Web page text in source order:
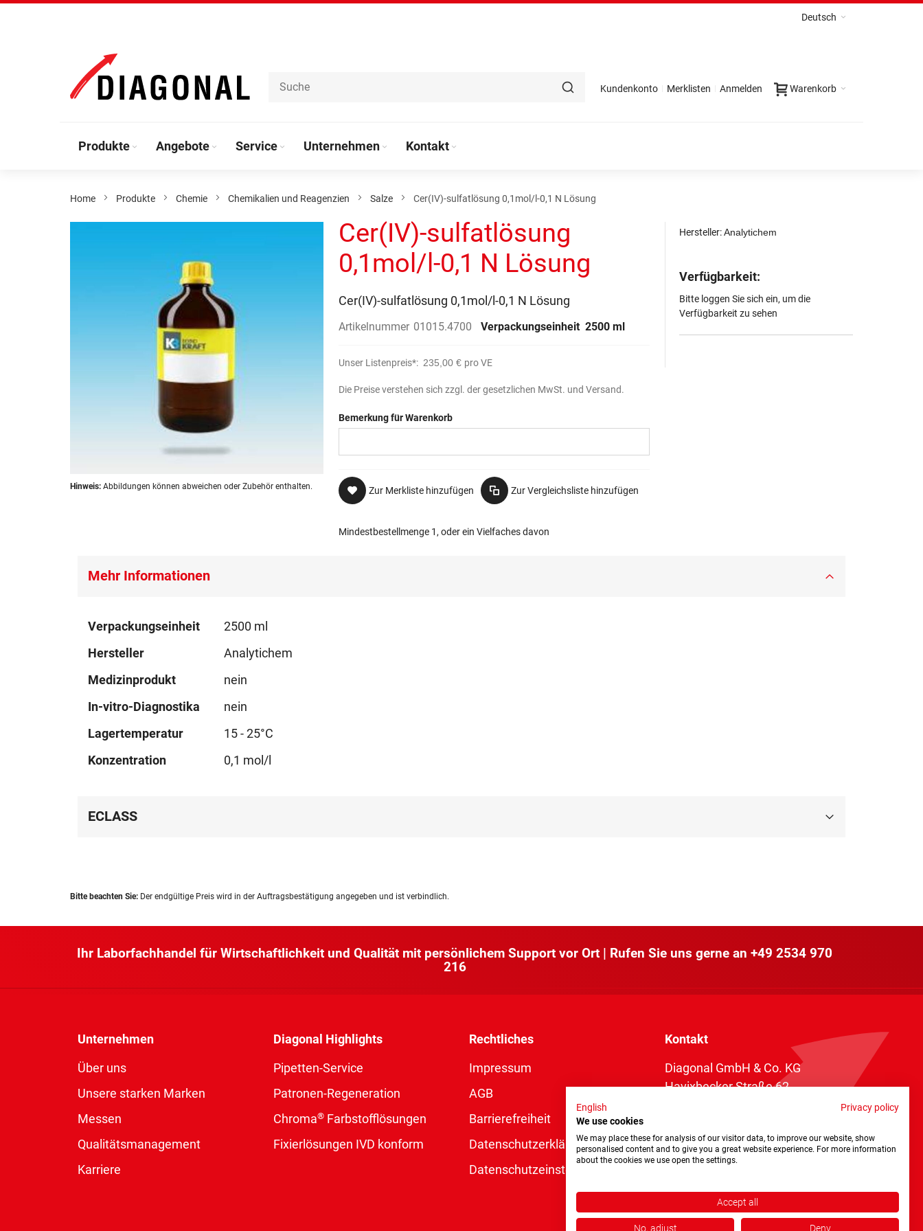
Inhalt
Deutsch
Warenkorb
Kundenkonto Merklisten Anmelden
Produkte Angebote Service Unternehmen Kontakt
Home Produkte Chemie Chemikalien und Reagenzien Salze Cer(IV)-sulfatlösung 0,1mol/l-0,1 N Lösung
Zum
Hinweis: Abbildungen können abweichen oder Zubehör enthalten.
Cer(IV)-sulfatlösung
0,1mol/l-0,1 N Lösung
Cer(IV)-sulfatlösung 0,1mol/l-0,1 N Lösung
Artikelnummer 01015.4700 Verpackungseinheit 2500 ml
Unser Listenpreis*: 235,00 € pro VE
Die Preise verstehen sich zzgl. der gesetzlichen MwSt. und Versand.
Bemerkung für Warenkorb
Zur Merkliste hinzufügen Zur Vergleichsliste hinzufügen
Mindestbestellmenge 1, oder ein Vielfaches davon
Hersteller:Analytichem
Verfügbarkeit:
Bitte loggen Sie sich ein, um die
Verfügbarkeit zu sehen
Mehr Informationen
Mehr
Verpackungseinheit
2500 ml
Hersteller
Analytichem
Medizinprodukt
nein
In-vitro-Diagnostika
nein
Lagertemperatur
15 - 25°C
Konzentration
0,1 mol/l
ECLASS
Bitte beachten Sie: Der endgültige Preis wird in der Auftragsbestätigung angegeben und ist verbindlich.
Ihr Laborfachhandel für Wirtschaftlichkeit und Qualität mit persönlichem Support vor Ort | Rufen Sie uns gerne an +49 2534 970
216
Unternehmen
Über uns
Unsere starken Marken
Messen
Qualitätsmanagement
Karriere
Diagonal Highlights
Pipetten-Service
Patronen-Regeneration
Chroma® Farbstofflösungen
Fixierlösungen IVD konform
Rechtliches
Impressum
AGB
Barrierefreiheit
Datenschutzerklärung
Datenschutzeinstellungen
Kontakt
Diagonal GmbH & Co. KG
Havixbecker Straße 62
Telefax: +49 2534 970 116
English
Privacy policy
We use cookies
We may place these for analysis of our visitor data, to improve our website, show
personalised content and to give you a great website experience. For more information
about the cookies we use open the settings.
Accept all
No, adjust Deny